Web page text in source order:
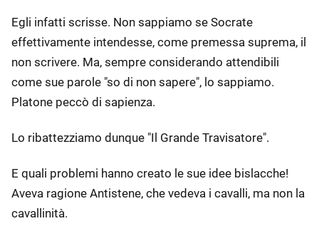
Egli infatti scrisse. Non sappiamo se Socrate
effettivamente intendesse, come premessa suprema, il
non scrivere. Ma, sempre considerando attendibili
come sue parole "so di non sapere", lo sappiamo.
Platone peccò di sapienza.
Lo ribattezziamo dunque "Il Grande Travisatore".
E quali problemi hanno creato le sue idee bislacche!
Aveva ragione Antistene, che vedeva i cavalli, ma non la
cavallinità.